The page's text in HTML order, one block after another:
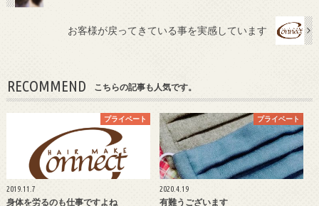
お客様が戻ってきている事を実感しています
RECOMMEND こちらの記事も人気です。
プライベート
2019.11.7
身体を労るのも仕事ですよね
プライベート
2020.4.19
有難うございます